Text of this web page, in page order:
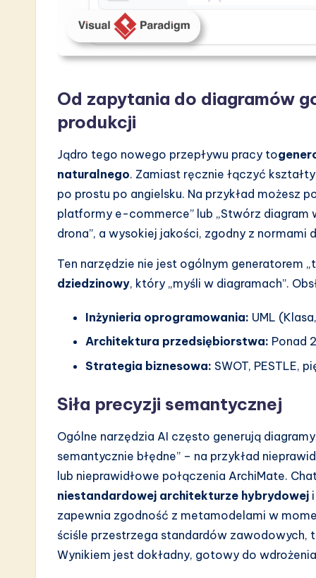
Od zapytania do diagramów
produkcji
Jądro tego nowego przepływu pracy to
naturalnego. Zamiast ręcznie łączyć
po prostu po angielsku. Na przykład możesz
platformy e-commerce” lub „Stwórz
drona”, a wysokiej jakości, zgodny z normami
Ten narzędzie nie jest ogólnym generatorem
dziedzinowy, który „myśli w diagramach”.
Inżynieria oprogramowania: UML
Architektura przedsiębiorstwa: Ponad
Strategia biznesowa: SWOT, PESTLE,
Siła precyzji semantycznej
Ogólne narzędzia AI często generują
semantycznie błędne” – na przykład
lub nieprawidłowe połączenia ArchiMate.
niestandardowej architekturze hybrydowej i
zapewnia zgodność z metamodelami w
ściśle przestrzega standardów zawodowych,
Wynikiem jest dokładny, gotowy do